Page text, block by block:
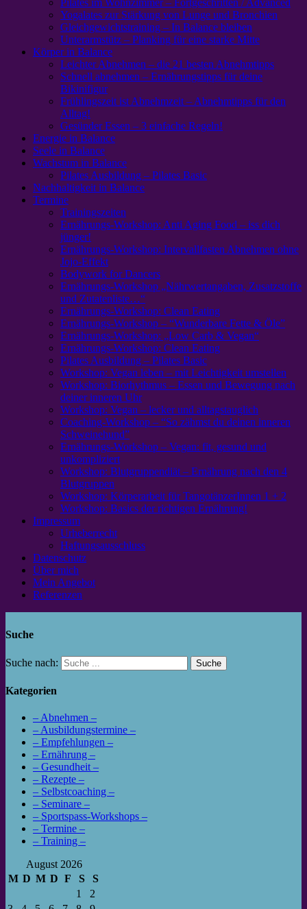
Pilates im Wohnzimmer – Fortgeschritten / Advanced
Yogalates zur Stärkung von Lunge und Bronchien
Gleichgewichtstraining – In Balance bleiben
Unterarmstütz – Planking für eine starke Mitte
Körper in Balance
Leichter Abnehmen – die 21 besten Abnehmtipps
Schnell abnehmen – Ernährungstipps für deine
Bikinifigur
Frühlingszeit ist Abnehmzeit – Abnehmtipps für den
Alltag!
Gesünder Essen – 3 einfache Regeln!
Energie in Balance
Seele in Balance
Wachstum in Balance
Pilates Ausbildung – Pilates Basic
Nachhaltigkeit in Balance
Termine
Trainingszeiten
Ernährungs-Workshop: Anti Aging Food – iss dich
jünger!
Ernährungs-Workshop: Intervallfasten Abnehmen ohne
Jojo-Effekt
Bodywork for Dancers
Ernährungs-Workshop „Nährwertangaben, Zusatzstoffe
und Zutatenliste…“
Ernährungs-Workshop: Clean Eating
Ernährungs-Workshop – “Wunderbare Fette & Öle”
Ernährungs-Workshop: „Low Carb & Vegan“
Ernährungs-Workshop: Clean Eating
Pilates Ausbildung – Pilates Basic
Workshop: Vegan leben – mit Leichtigkeit umstellen
Workshop: Biorhythmus – Essen und Bewegung nach
deiner inneren Uhr
Workshop: Vegan – lecker und alltagstauglich
Coaching-Workshop – “So zähmst du deinen inneren
Schweinehund”
Ernährungs-Workshop – Vegan: fit, gesund und
unkompliziert
Workshop: Blutgruppendiät – Ernährung nach den 4
Blutgruppen
Workshop: Körperarbeit für TangotänzerInnen 1 + 2
Workshop: Basics der richtigen Ernährung!
Impressum
Urheberrecht
Haftungsausschluss
Datenschutz
Über mich
Mein Angebot
Referenzen
Suche
Suche nach:
Kategorien
– Abnehmen –
– Ausbildungstermine –
– Empfehlungen –
– Ernährung –
– Gesundheit –
– Rezepte –
– Selbstcoaching –
– Seminare –
– Sportspass-Workshops –
– Termine –
– Training –
August 2026
M D M D F S
S
1
2